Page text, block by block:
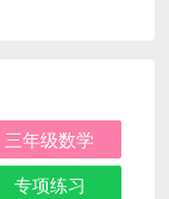
三年级数学
专项练习